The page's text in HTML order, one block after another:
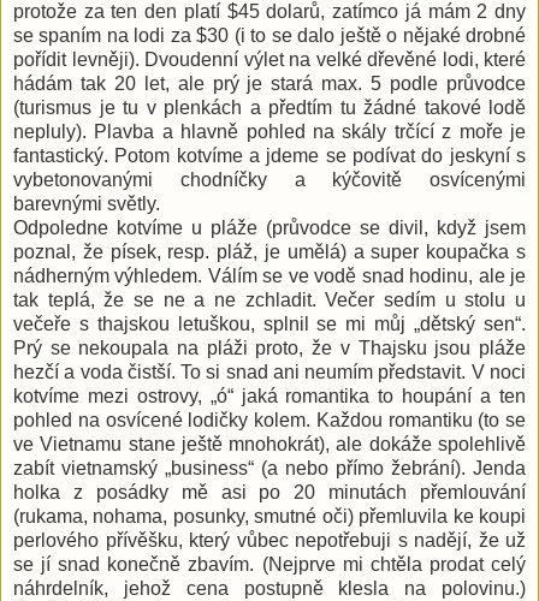
protože za ten den platí $45 dolarů, zatímco já mám 2 dny
se spaním na lodi za $30 (i to se dalo ještě o nějaké drobné
pořídit levněji). Dvoudenní výlet na velké dřevěné lodi, které
hádám tak 20 let, ale prý je stará max. 5 podle průvodce
(turismus je tu v plenkách a předtím tu žádné takové lodě
nepluly). Plavba a hlavně pohled na skály trčící z moře je
fantastický. Potom kotvíme a jdeme se podívat do jeskyní s
vybetonovanými chodníčky a kýčovitě osvícenými
barevnými světly.
Odpoledne kotvíme u pláže (průvodce se divil, když jsem
poznal, že písek, resp. pláž, je umělá) a super koupačka s
nádherným výhledem. Válím se ve vodě snad hodinu, ale je
tak teplá, že se ne a ne zchladit. Večer sedím u stolu u
večeře s thajskou letuškou, splnil se mi můj „dětský sen“.
Prý se nekoupala na pláži proto, že v Thajsku jsou pláže
hezčí a voda čistší. To si snad ani neumím představit. V noci
kotvíme mezi ostrovy, „ó“ jaká romantika to houpání a ten
pohled na osvícené lodičky kolem. Každou romantiku (to se
ve Vietnamu stane ještě mnohokrát), ale dokáže spolehlivě
zabít vietnamský „business“ (a nebo přímo žebrání). Jenda
holka z posádky mě asi po 20 minutách přemlouvání
(rukama, nohama, posunky, smutné oči) přemluvila ke koupi
perlového přívěšku, který vůbec nepotřebuji s nadějí, že už
se jí snad konečně zbavím. (Nejprve mi chtěla prodat celý
náhrdelník, jehož cena postupně klesla na polovinu.)